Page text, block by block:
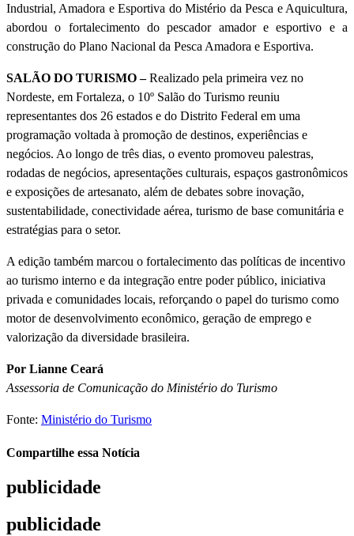
Industrial, Amadora e Esportiva do Mistério da Pesca e Aquicultura,
abordou o fortalecimento do pescador amador e esportivo e a
construção do Plano Nacional da Pesca Amadora e Esportiva.
SALÃO DO TURISMO –Realizado pela primeira vez no
Nordeste, em Fortaleza, o 10º Salão do Turismo reuniu
representantes dos 26 estados e do Distrito Federal em uma
programação voltada à promoção de destinos, experiências e
negócios. Ao longo de três dias, o evento promoveu palestras,
rodadas de negócios, apresentações culturais, espaços gastronômicos
e exposições de artesanato, além de debates sobre inovação,
sustentabilidade, conectividade aérea, turismo de base comunitária e
estratégias para o setor.
A edição também marcou o fortalecimento das políticas de incentivo
ao turismo interno e da integração entre poder público, iniciativa
privada e comunidades locais, reforçando o papel do turismo como
motor de desenvolvimento econômico, geração de emprego e
valorização da diversidade brasileira.
Por Lianne Ceará
Assessoria de Comunicação do Ministério do Turismo
Fonte: Ministério do Turismo
Compartilhe essa Notícia
publicidade
publicidade